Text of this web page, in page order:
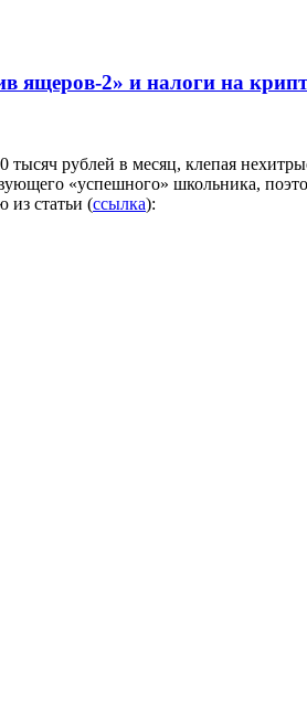
ящеров-2» и налоги на
рублей в месяц, клепая
«успешного» школьника,
из статьи (ссылка):